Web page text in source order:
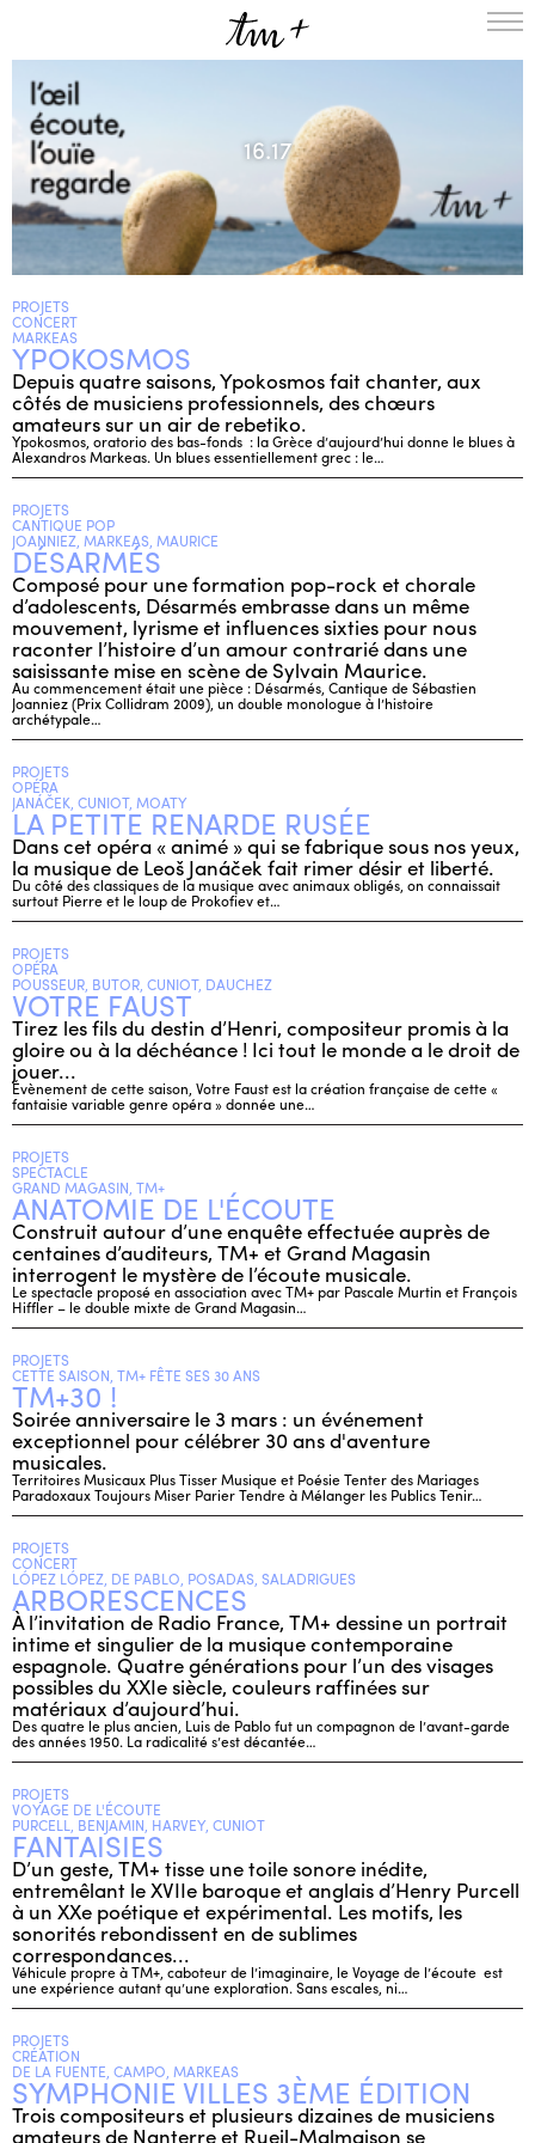
A LA UNE
PROJETS
MÉDIATION
NOUS SOUTENIR
CONTACTS
AGENDA
16.17
PROJETS
CONCERT
MARKEAS
YPOKOSMOS
Depuis quatre saisons, Ypokosmos fait chanter, aux
côtés de musiciens professionnels, des chœurs
amateurs sur un air de rebetiko.
Ypokosmos, oratorio des bas-fonds : la Grèce d’aujourd’hui donne le blues à
Alexandros Markeas. Un blues essentiellement grec : le…
PROJETS
CANTIQUE POP
JOANNIEZ, MARKEAS, MAURICE
DÉSARMÉS
Composé pour une formation pop-rock et chorale
d’adolescents, Désarmés embrasse dans un même
mouvement, lyrisme et influences sixties pour nous
raconter l’histoire d’un amour contrarié dans une
saisissante mise en scène de Sylvain Maurice.
Au commencement était une pièce : Désarmés, Cantique de Sébastien
Joanniez (Prix Collidram 2009), un double monologue à l’histoire
archétypale…
PROJETS
OPÉRA
JANÁČEK, CUNIOT, MOATY
LA PETITE RENARDE RUSÉE
Dans cet opéra « animé » qui se fabrique sous nos yeux,
la musique de Leoš Janáček fait rimer désir et liberté.
Du côté des classiques de la musique avec animaux obligés, on connaissait
surtout Pierre et le loup de Prokofiev et…
PROJETS
OPÉRA
POUSSEUR, BUTOR, CUNIOT, DAUCHEZ
VOTRE FAUST
Tirez les fils du destin d’Henri, compositeur promis à la
gloire ou à la déchéance ! Ici tout le monde a le droit de
jouer...
Évènement de cette saison, Votre Faust est la création française de cette «
fantaisie variable genre opéra » donnée une…
PROJETS
SPECTACLE
GRAND MAGASIN, TM+
ANATOMIE DE L'ÉCOUTE
Construit autour d’une enquête effectuée auprès de
centaines d’auditeurs, TM+ et Grand Magasin
interrogent le mystère de l’écoute musicale.
Le spectacle proposé en association avec TM+ par Pascale Murtin et François
Hiffler – le double mixte de Grand Magasin…
PROJETS
CETTE SAISON, TM+ FÊTE SES 30 ANS
TM+30 !
Soirée anniversaire le 3 mars : un événement
exceptionnel pour célébrer 30 ans d'aventure
musicales.
Territoires Musicaux Plus Tisser Musique et Poésie Tenter des Mariages
Paradoxaux Toujours Miser Parier Tendre à Mélanger les Publics Tenir…
PROJETS
CONCERT
LÓPEZ LÓPEZ, DE PABLO, POSADAS, SALADRIGUES
ARBORESCENCES
À l’invitation de Radio France, TM+ dessine un portrait
intime et singulier de la musique contemporaine
espagnole. Quatre générations pour l’un des visages
possibles du XXIe siècle, couleurs raffinées sur
matériaux d’aujourd’hui.
Des quatre le plus ancien, Luis de Pablo fut un compagnon de l’avant-garde
des années 1950. La radicalité s’est décantée…
PROJETS
VOYAGE DE L'ÉCOUTE
PURCELL, BENJAMIN, HARVEY, CUNIOT
FANTAISIES
D’un geste, TM+ tisse une toile sonore inédite,
entremêlant le XVIIe baroque et anglais d’Henry Purcell
à un XXe poétique et expérimental. Les motifs, les
sonorités rebondissent en de sublimes
correspondances...
Véhicule propre à TM+, caboteur de l’imaginaire, le Voyage de l’écoute est
une expérience autant qu’une exploration. Sans escales, ni…
PROJETS
CRÉATION
DE LA FUENTE, CAMPO, MARKEAS
SYMPHONIE VILLES 3ÈME ÉDITION
Trois compositeurs et plusieurs dizaines de musiciens
amateurs de Nanterre et Rueil-Malmaison se